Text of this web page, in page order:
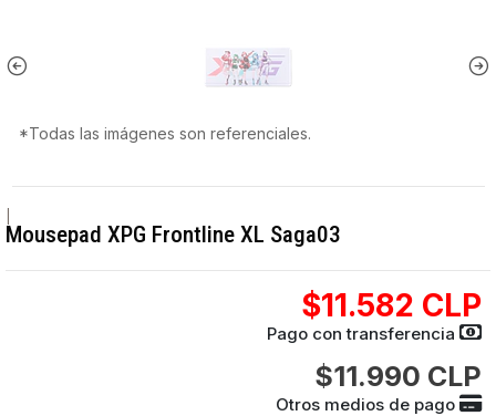
*Todas las imágenes son referenciales.
Mousepad XPG Frontline XL Saga03
$11.582 CLP
Pago con transferencia
$11.990 CLP
Otros medios de pago